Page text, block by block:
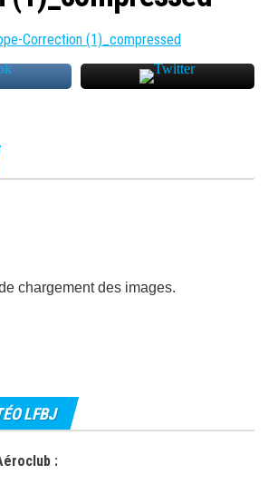
Correction (1)_compressed
chargement des images.
LFBJ
: